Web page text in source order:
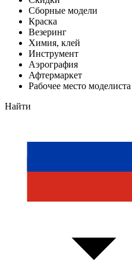
Сборные модели
Краска
Везеринг
Химия, клей
Инструмент
Аэрография
Афтермаркет
Рабочее место моделиста
Найти